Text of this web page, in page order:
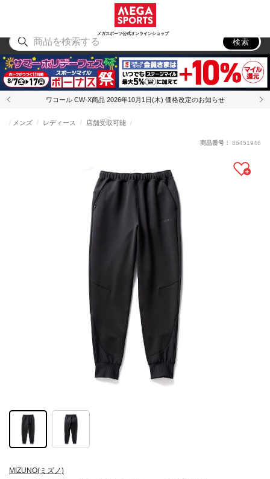
メガスポーツ公式オンラインショップ
アウトドア
検索
ワコール CW-X商品 2026年10月1日(木) 価格改定のお知らせ
MIZUNO(ミズノ)
メンズ レディース 店舗受取可能
商品番号： 85451946